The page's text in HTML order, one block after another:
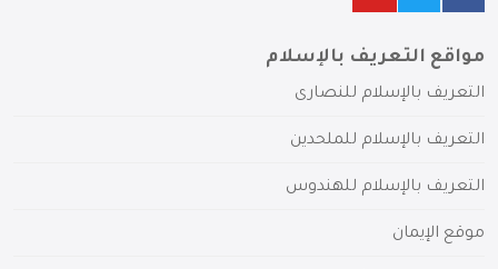
مواقع التعريف بالإسلام
التعريف بالإسلام للنصارى
التعريف بالإسلام للملحدين
التعريف بالإسلام للهندوس
موقع الإيمان